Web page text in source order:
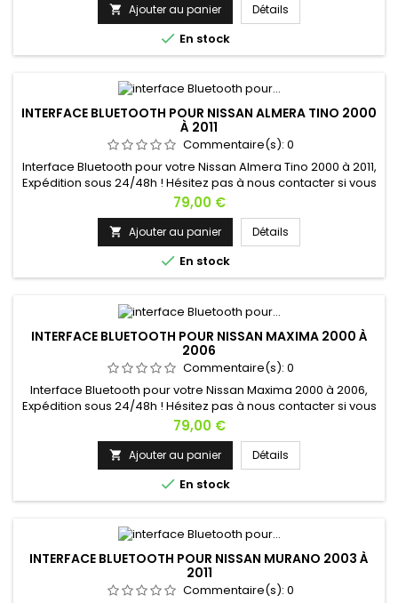
 Ajouter au panier Détails
 En stock
INTERFACE BLUETOOTH POUR NISSAN ALMERA TINO 2000
À 2011
Commentaire(s): 0
Interface Bluetooth pour votre Nissan Almera Tino 2000 à 2011,
Expédition sous 24/48h ! Hésitez pas à nous contacter si vous
avez une question !
Prix
79,00 €
 Ajouter au panier Détails
 En stock
INTERFACE BLUETOOTH POUR NISSAN MAXIMA 2000 À
2006
Commentaire(s): 0
Interface Bluetooth pour votre Nissan Maxima 2000 à 2006,
Expédition sous 24/48h ! Hésitez pas à nous contacter si vous
avez une question !
Prix
79,00 €
 Ajouter au panier Détails
 En stock
INTERFACE BLUETOOTH POUR NISSAN MURANO 2003 À
2011
Commentaire(s): 0